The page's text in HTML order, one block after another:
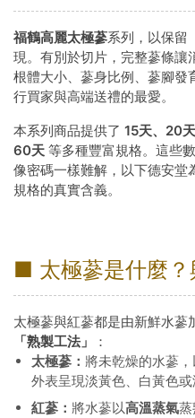
福鶴高麗太極蔘系列，以保留
現。有別於切片，完整蔘條讓
根體大小、蔘身比例、蔘腳發
行買家與高端送禮的最愛。
本系列商品提供了 15天、20
60天 等多種豐富規格。這些
像密碼一樣難解，以下德安堂
規格的真實含義。
■ 太極蔘是什麼？
太極蔘與紅蔘都是由新鮮水
「熟製工法」
：
太極蔘： 將未乾燥的水蔘，
外表呈現淡黃色、白黃色或
紅蔘： 將水蔘以高溫蒸氣